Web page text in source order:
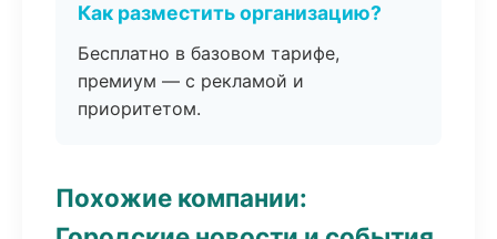
Как разместить организацию?
Бесплатно в базовом тарифе,
премиум — с рекламой и
приоритетом.
Похожие компании: